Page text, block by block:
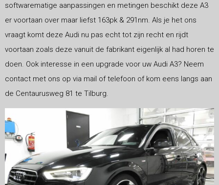
softwarematige aanpassingen en metingen beschikt deze A3
er voortaan over maar liefst 163pk & 291nm. Als je het ons
vraagt komt deze Audi nu pas echt tot zijn recht en rijdt
voortaan zoals deze vanuit de fabrikant eigenlijk al had horen te
doen. Ook interesse in een upgrade voor uw Audi A3? Neem
contact met ons op via mail of telefoon of kom eens langs aan
de Centaurusweg 81 te Tilburg.